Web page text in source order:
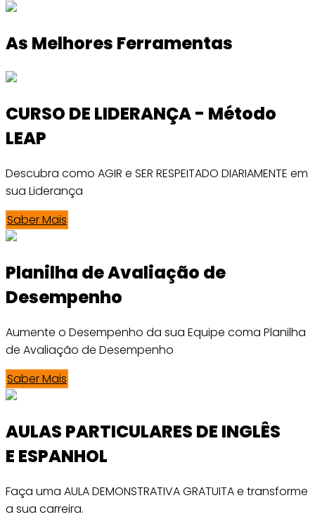
As Melhores Ferramentas
CURSO DE LIDERANÇA - Método
LEAP
Descubra como AGIR e SER RESPEITADO DIARIAMENTE em
sua Liderança
Saber Mais
Planilha de Avaliação de
Desempenho
Aumente o Desempenho da sua Equipe coma Planilha
de Avaliação de Desempenho
Saber Mais
AULAS PARTICULARES DE INGLÊS
E ESPANHOL
Faça uma AULA DEMONSTRATIVA GRATUITA e transforme
a sua carreira.